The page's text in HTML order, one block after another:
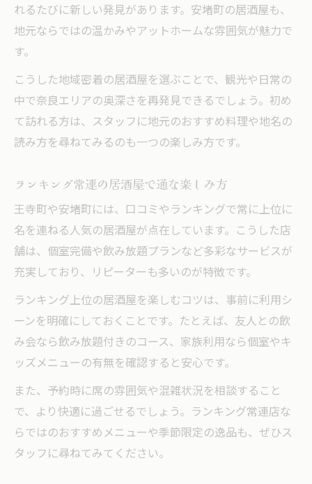
れるたびに新しい発見があります。安堵町の居酒屋も、
地元ならではの温かみやアットホームな雰囲気が魅力で
す。
こうした地域密着の居酒屋を選ぶことで、観光や日常の
中で奈良エリアの奥深さを再発見できるでしょう。初め
て訪れる方は、スタッフに地元のおすすめ料理や地名の
読み方を尋ねてみるのも一つの楽しみ方です。
ランキング常連の居酒屋で通な楽しみ方
王寺町や安堵町には、口コミやランキングで常に上位に
名を連ねる人気の居酒屋が点在しています。こうした店
舗は、個室完備や飲み放題プランなど多彩なサービスが
充実しており、リピーターも多いのが特徴です。
ランキング上位の居酒屋を楽しむコツは、事前に利用シ
ーンを明確にしておくことです。たとえば、友人との飲
み会なら飲み放題付きのコース、家族利用なら個室やキ
ッズメニューの有無を確認すると安心です。
また、予約時に席の雰囲気や混雑状況を相談すること
で、より快適に過ごせるでしょう。ランキング常連店な
らではのおすすめメニューや季節限定の逸品も、ぜひス
タッフに尋ねてみてください。